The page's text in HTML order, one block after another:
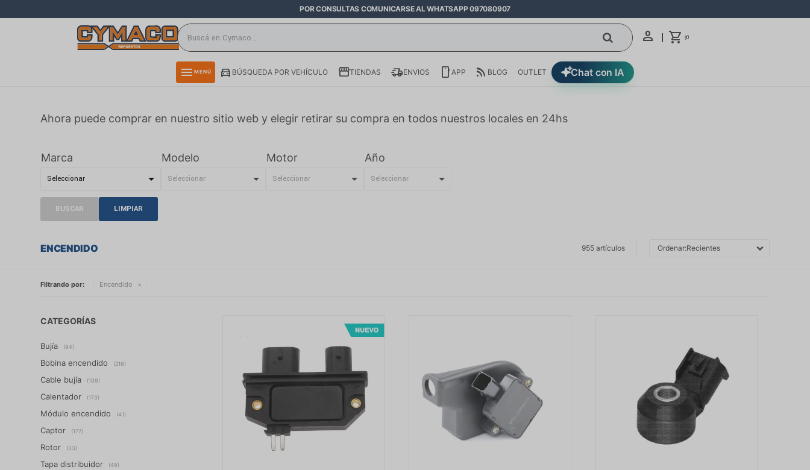
POR CONSULTAS COMUNICARSE AL WHATSAPP 097080907
$0
menu MENÚ Chat con IA
BÚSQUEDA POR VEHÍCULO TIENDAS ENVIOS APP BLOG OUTLET
Ahora puede comprar en nuestro sitio web y elegir retirar su compra en todos nuestros locales en 24hs
Marca Modelo Motor Año
BUSCAR LIMPIAR
ENCENDIDO 955 artículos Recientes
Filtrando por: Encendido
CATEGORÍAS
Bujía (94)
Bobina encendido (216)
Cable bujía (109)
Calentador (173)
Módulo encendido (41)
Captor (177)
Rotor (33)
Tapa distribuidor (49)
close
directions_car
smartphone